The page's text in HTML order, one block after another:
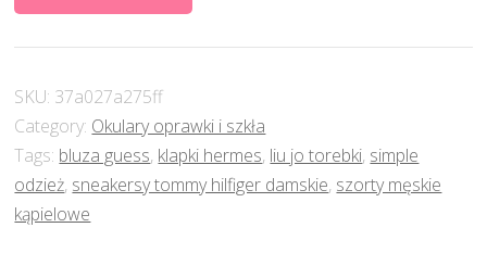
SKU: 37a027a275ff
Category: Okulary oprawki i szkła
Tags: bluza guess, klapki hermes, liu jo torebki, simple
odzież, sneakersy tommy hilfiger damskie, szorty męskie
kąpielowe